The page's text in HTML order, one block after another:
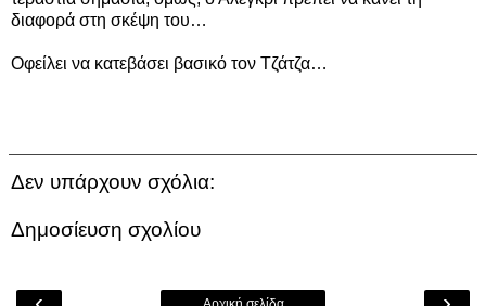
διαφορά στη σκέψη του…
Οφείλει να κατεβάσει βασικό τον Τζάτζα…
Δεν υπάρχουν σχόλια:
Δημοσίευση σχολίου